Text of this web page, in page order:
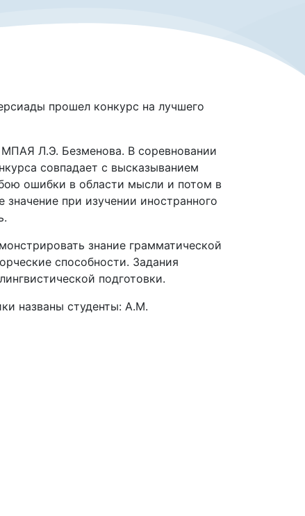
прошел конкурс на лучшего
МПАЯ Л.Э. Безменова. В соревновании
совпадает с высказыванием
ошибки в области мысли и потом в
при изучении иностранного
знание грамматической
способности. Задания
подготовки.
названы студенты: А.М.